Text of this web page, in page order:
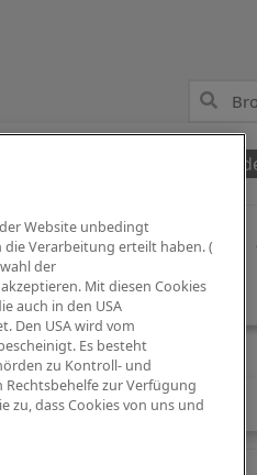
PA Mikrofon
Website unbedingt
Verarbeitung erteilt haben. (
der
Mit diesen Cookies
auch in den USA
Den USA wird vom
Es besteht
zu Kontroll- und
zur Verfügung
zu, dass Cookies von uns und